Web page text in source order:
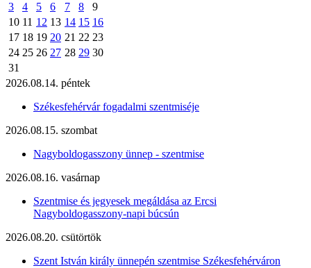
3
4 5 6 7 8
9
10 11 12 13 14 15 16
17 18 19 20 21 22 23
24 25 26 27 28 29 30
31
2026.08.14. péntek
Székesfehérvár fogadalmi szentmiséje
2026.08.15. szombat
Nagyboldogasszony ünnep - szentmise
2026.08.16. vasárnap
Szentmise és jegyesek megáldása az Ercsi
Nagyboldogasszony-napi búcsún
2026.08.20. csütörtök
Szent István király ünnepén szentmise Székesfehérváron